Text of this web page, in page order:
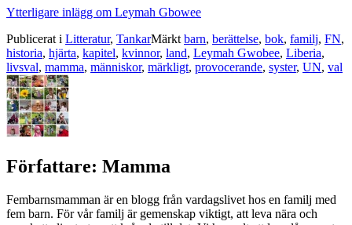
Ytterligare inlägg om Leymah Gbowee
Publicerat i Litteratur, TankarMärkt barn, berättelse, bok, familj, FN,
historia, hjärta, kapitel, kvinnor, land, Leymah Gwobee, Liberia,
livsval, mamma, människor, märkligt, provocerande, syster, UN, val
Författare: Mamma
Fembarnsmamman är en blogg från vardagslivet hos en familj med
fem barn. För vår familj är gemenskap viktigt, att leva nära och